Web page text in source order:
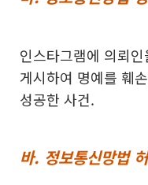
인스타그램에 의뢰
게시하여 명예를 훼
성공한 사건.
바. 정보통신망법